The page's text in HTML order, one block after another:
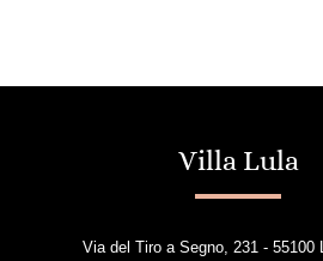
Villa Lula
Via del Tiro a Segno, 231 - 55100